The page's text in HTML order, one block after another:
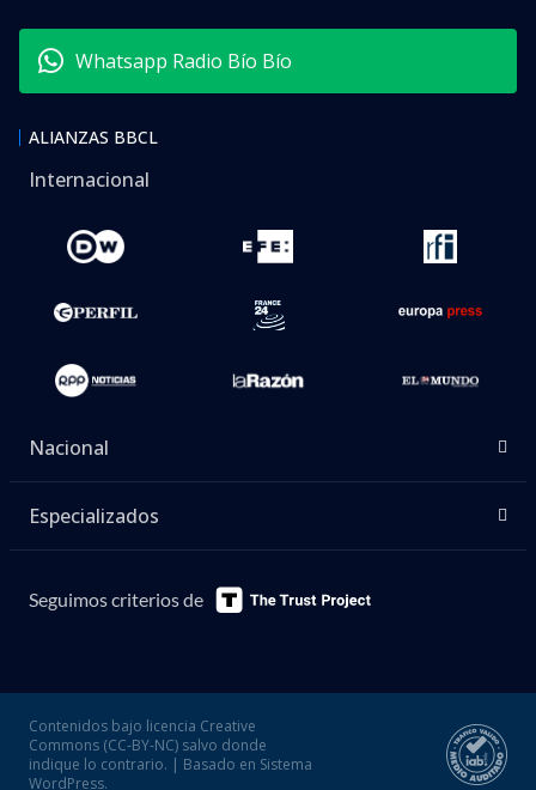
Whatsapp Radio Bío Bío
ALIANZAS BBCL
Internacional
Nacional
Especializados
Seguimos criterios de
Contenidos bajo licencia Creative
Commons (CC-BY-NC) salvo donde
indique lo contrario. | Basado en Sistema
WordPress.